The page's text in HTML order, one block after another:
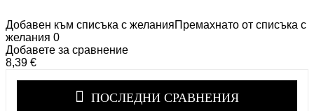
Добавен към списъка с желанияПремахнато от списъка с
желания 0
Добавете за сравнение
8,39 €
ПОСЛЕДНИ СРАВНЕНИЯ